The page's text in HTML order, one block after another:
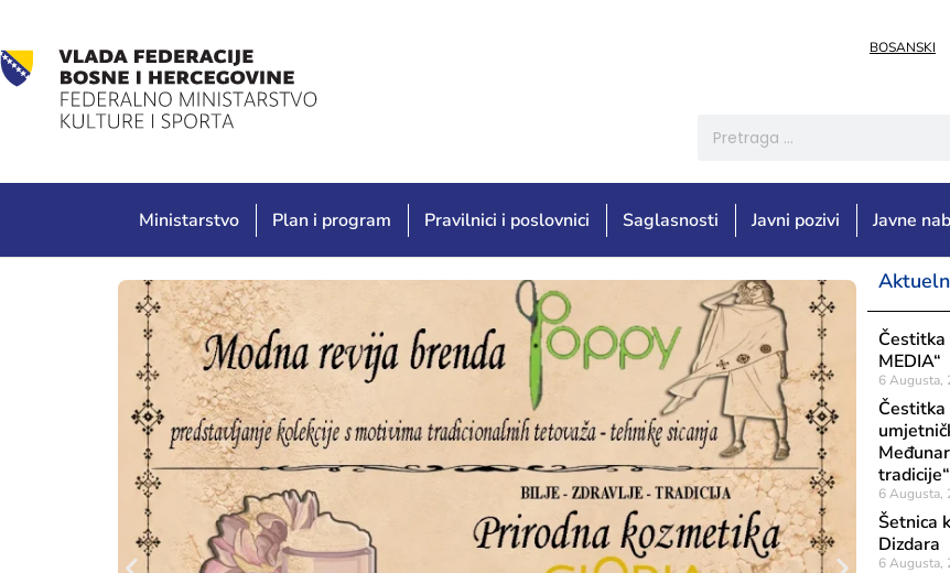
BOSANSKI
Ministarstvo Plan i program Pravilnici i poslovnici Saglasnosti Javni pozivi Javne
Čestitka
MEDIA“
6 Augusta,
Čestitka
tradicije“
6 Augusta,
Šetnica
Dizdara
6 Augusta,